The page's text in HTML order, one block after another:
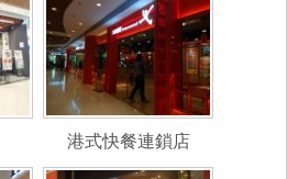
港式快餐連鎖店